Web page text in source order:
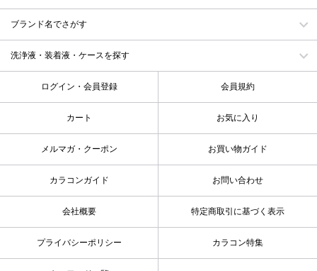
ブランド名でさがす
洗浄液・装着液・ケースを探す
ログイン・会員登録 会員規約
カート お気に入り
メルマガ・クーポン お買い物ガイド
カラコンガイド お問い合わせ
会社概要 特定商取引に基づく表示
プライバシーポリシー カラコン特集